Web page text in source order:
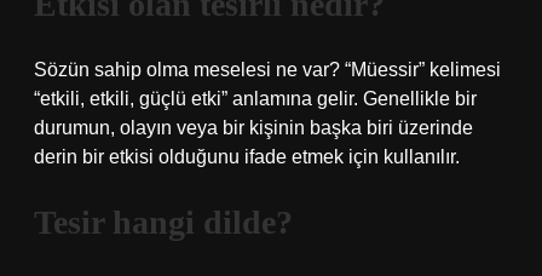
Sözün sahip olma meselesi ne var? “Müessir” kelimesi
“etkili, etkili, güçlü etki” anlamına gelir. Genellikle bir
durumun, olayın veya bir kişinin başka biri üzerinde
derin bir etkisi olduğunu ifade etmek için kullanılır.
Tesir hangi dilde?